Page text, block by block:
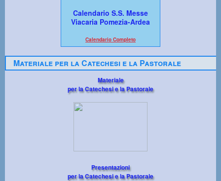
Calendario S.S. Messe
Viacaria Pomezia-Ardea
Calendario Completo
Materiale per la Catechesi e la Pastorale
Materiale
per la Catechesi e la Pastorale
Presentazioni
per la Catechesi e la Pastorale